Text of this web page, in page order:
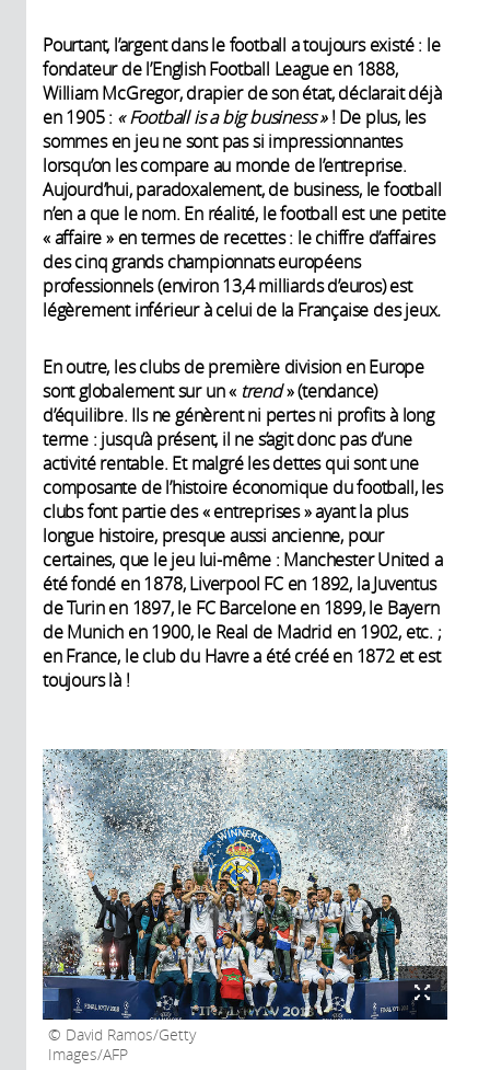
Pourtant, l’argent dans le football a toujours existé : le
fondateur de l’English Football League en 1888,
William McGregor, drapier de son état, déclarait déjà
en 1905 : « Football is a big business »! De plus, les
sommes en jeu ne sont pas si impressionnantes
lorsqu’on les compare au monde de l’entreprise.
Aujourd’hui, paradoxalement, de business, le football
n’en a que le nom. En réalité, le football est une petite
« affaire » en termes de recettes : le chiffre d’affaires
des cinq grands championnats européens
professionnels (environ 13,4 milliards d’euros) est
légèrement inférieur à celui de la Française des jeux.
En outre, les clubs de première division en Europe
sont globalement sur un « trend» (tendance)
d’équilibre. Ils ne génèrent ni pertes ni profits à long
terme : jusqu’à présent, il ne s’agit donc pas d’une
activité rentable. Et malgré les dettes qui sont une
composante de l’histoire économique du football, les
clubs font partie des « entreprises » ayant la plus
longue histoire, presque aussi ancienne, pour
certaines, que le jeu lui-même : Manchester United a
été fondé en 1878, Liverpool FC en 1892, la Juventus
de Turin en 1897, le FC Barcelone en 1899, le Bayern
de Munich en 1900, le Real de Madrid en 1902, etc. ;
en France, le club du Havre a été créé en 1872 et est
toujours là !
David Ramos/Getty
Images/AFP